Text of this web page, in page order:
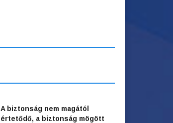
A biztonság nem magától
értetődő, a biztonság mögött